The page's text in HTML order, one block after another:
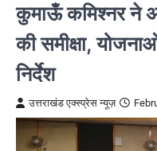
कुमाऊँ कमिश्नर ने
की समीक्षा,
निर्देश
उत्तराखंड एक्स्प्रेस न्यूज़